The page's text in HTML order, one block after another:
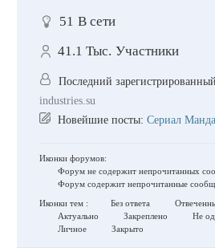
51 В сети
41.1 Тыс. Участники
Последний
industries.su
Новейшие посты: Сериал
Иконки форумов:
Форум не содержит непрочитанных
Форум содержит непрочитанные
Иконки тем :
Без ответа
Актуально
Закреплено Не
Личное
Закрыто